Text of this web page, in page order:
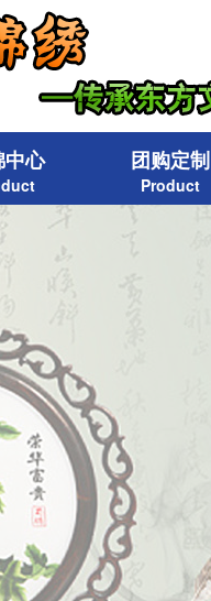
心 团购定制
Product